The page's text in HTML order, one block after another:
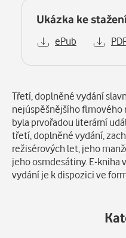
Ukázka ke
ePub
Popis
Třetí, doplněné vydání
nejúspěšnějšího flmového
byla prvořadou literární
třetí, doplněné vydání,
režisérových let, jeho
jeho osmdesátiny. E-
vydání je k dispozici ve